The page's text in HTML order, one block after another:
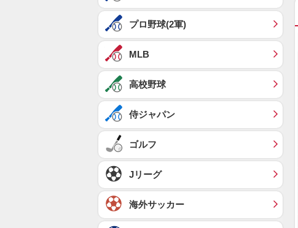
プロ野球(2軍)
MLB
高校野球
侍ジャパン
ゴルフ
Jリーグ
海外サッカー